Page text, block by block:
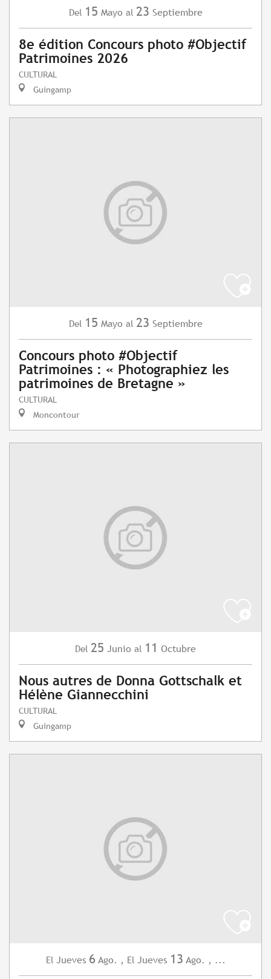
Del 15 Mayo al 23 Septiembre
8e édition Concours photo #Objectif
Patrimoines 2026
CULTURAL
Guingamp
Del 15 Mayo al 23 Septiembre
Concours photo #Objectif
Patrimoines : « Photographiez les
patrimoines de Bretagne »
CULTURAL
Moncontour
Del 25 Junio al 11 Octubre
Nous autres de Donna Gottschalk et
Hélène Giannecchini
CULTURAL
Guingamp
El Jueves 6 Ago. , El Jueves 13 Ago. , ...